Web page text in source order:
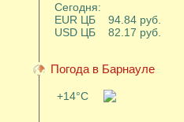
Сегодня:
EUR ЦБ 94.84 руб.
USD ЦБ 82.17 руб.
Погода в Барнауле
+14°C